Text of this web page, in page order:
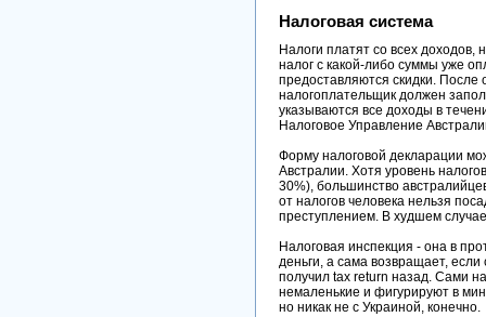
Налоговая система
Налоги платят со всех доходов,
налог с какой-либо суммы уже
предоставляются скидки.
налогоплательщик должен
указываются все доходы в
Налоговое Управление
Форму налоговой декларации
Австралии. Хотя уровень
30%), большинство
от налогов человека нельзя
преступлением. В худшем
Налоговая инспекция - она в
деньги, а сама возвращает,
получил tax return назад. Сами
немаленькие и фигурируют в
но никак не с Украиной, конечно.